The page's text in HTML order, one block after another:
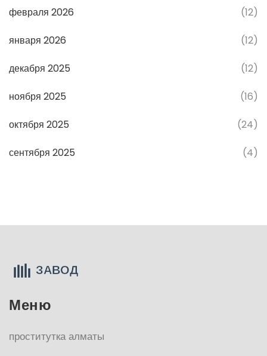
февраля 2026 (12)
января 2026 (12)
декабря 2025 (12)
ноября 2025 (16)
октября 2025 (24)
сентября 2025 (4)
Меню
проститутка алматы